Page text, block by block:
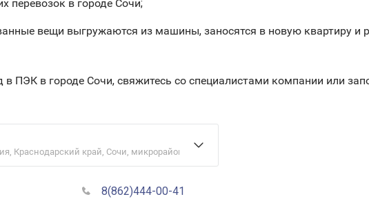
перевозок в городе Сочи;
вещи выгружаются из машины, заносятся в новую квартиру
в ПЭК в городе Сочи, свяжитесь со специалистами компании или
Краснодарский край, Сочи, микрорайон КСМ, улица Труда, 27А
8(862)444-00-41